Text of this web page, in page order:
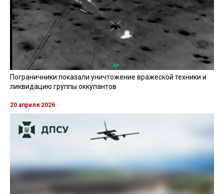
Пограничники показали уничтожение вражеской техники и
ликвидацию группы оккупантов
20 апреля 2026